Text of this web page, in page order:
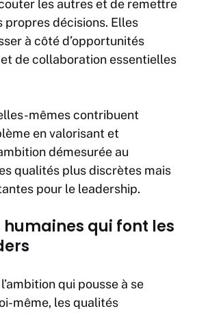
les autres et de remettre
propres décisions. Elles
à côté d’opportunités
de collaboration essentielles
mêmes contribuent
en valorisant et
démesurée au
qualités plus discrètes mais
pour le leadership.
humaines qui font les
qui pousse à se
même, les qualités